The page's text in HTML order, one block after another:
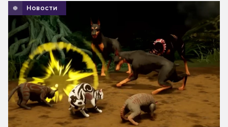
Новости